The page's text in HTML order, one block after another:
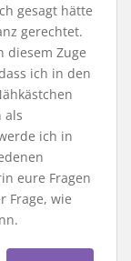
gesagt hätte
gerechtet.
diesem Zuge
ich in den
als
ich in
eure Fragen
Frage, wie